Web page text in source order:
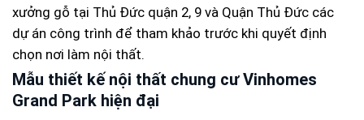
xưởng gỗ tại Thủ Đức quận 2, 9 và Quận Thủ Đức các
dự án công trình để tham khảo trước khi quyết định
chọn nơi làm nội thất.
Mẫu thiết kế nội thất chung cư Vinhomes
Grand Park hiện đại